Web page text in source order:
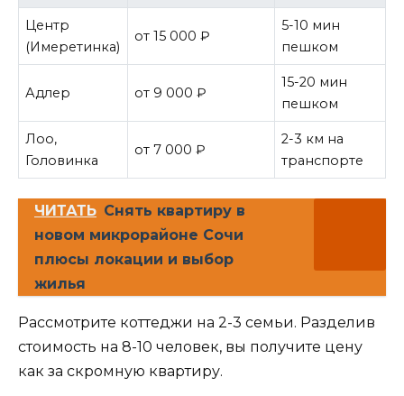
Центр
(Имеретинка)
от 15 000 ₽
5-10 мин
пешком
Адлер от 9 000 ₽
15-20 мин
пешком
Лоо,
Головинка
от 7 000 ₽
2-3 км на
транспорте
ЧИТАТЬ Снять квартиру в
новом микрорайоне Сочи
плюсы локации и выбор
жилья
Рассмотрите коттеджи на 2-3 семьи. Разделив
стоимость на 8-10 человек, вы получите цену
как за скромную квартиру.